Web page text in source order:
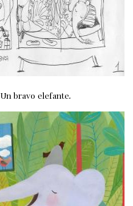
Un bravo elefante.